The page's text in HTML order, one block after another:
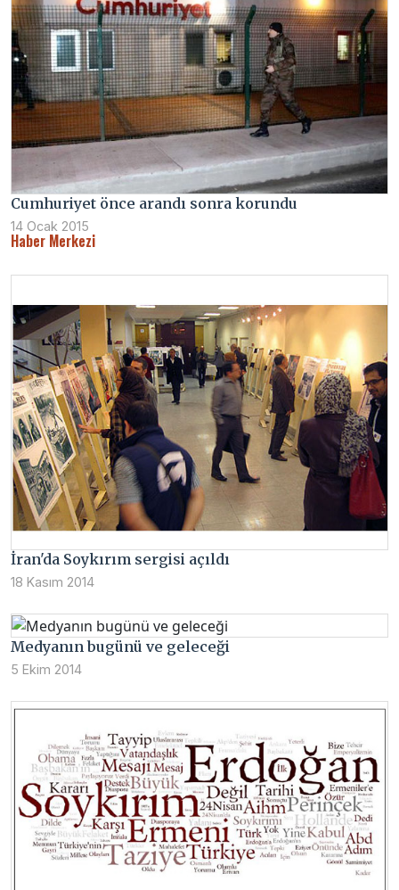
Cumhuriyet önce arandı sonra korundu
14 Ocak 2015
Haber Merkezi
İran'da Soykırım sergisi açıldı
18 Kasım 2014
Medyanın bugünü ve geleceği
5 Ekim 2014